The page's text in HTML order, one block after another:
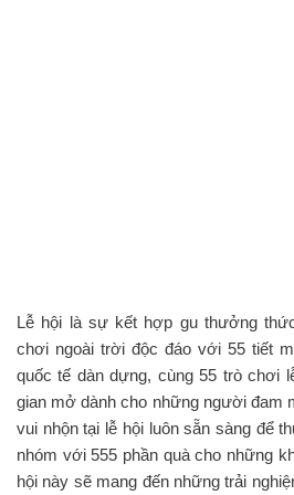
Lễ hội là sự kết hợp gu thưởng
chơi ngoài trời độc đáo với 55 tiết
quốc tế dàn dựng, cùng 55 trò chơi
gian mở dành cho những người đam
vui nhộn tại lễ hội luôn sẵn sàng để
nhóm với 555 phần quà cho những
hội này sẽ mang đến những trải